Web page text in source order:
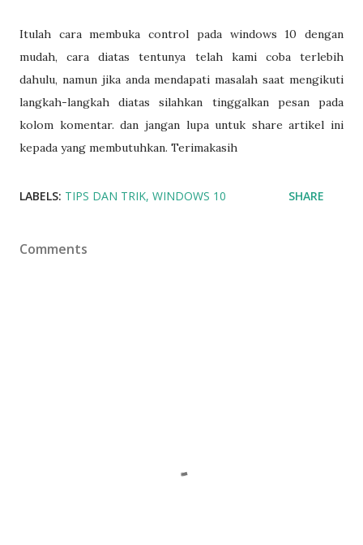
Itulah cara membuka control pada windows 10 dengan
mudah, cara diatas tentunya telah kami coba terlebih
dahulu, namun jika anda mendapati masalah saat mengikuti
langkah-langkah diatas silahkan tinggalkan pesan pada
kolom komentar. dan jangan lupa untuk share artikel ini
kepada yang membutuhkan. Terimakasih
LABELS: TIPS DAN TRIK WINDOWS 10 SHARE
Comments